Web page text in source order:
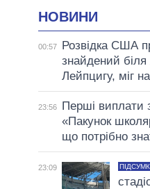
НОВИНИ
00:57
Розвідка США
знайдений біля
Лейпцигу, міг
23:56
Перші виплати
«Пакунок
що потрібно
23:09